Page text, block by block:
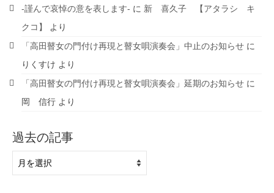
-謹んで哀悼の意を表します- に 新 喜久子 【アタラシ キ
クコ】
より
「高田瞽女の門付け再現と瞽女唄演奏会」中止のお知らせ に
りくすけ より
「高田瞽女の門付け再現と瞽女唄演奏会」延期のお知らせ に
岡 信行 より
過去の記事
去